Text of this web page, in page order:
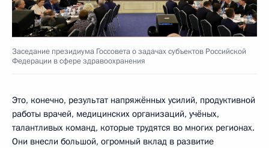
Заседание президиума Госсовета о задачах субъектов Российской
Федерации в сфере здравоохранения
Это, конечно, результат напряжённых усилий, продуктивной
работы врачей, медицинских организаций, учёных,
талантливых команд, которые трудятся во многих регионах.
Они внесли большой, огромный вклад в развитие